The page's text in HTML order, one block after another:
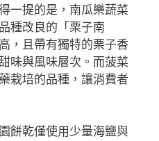
一提的是，南瓜樂蔬菜
種改良的「栗子南
，且帶有獨特的栗子香
味與風味層次。而菠菜
栽培的品種，讓消費者
餅乾僅使用少量海鹽與